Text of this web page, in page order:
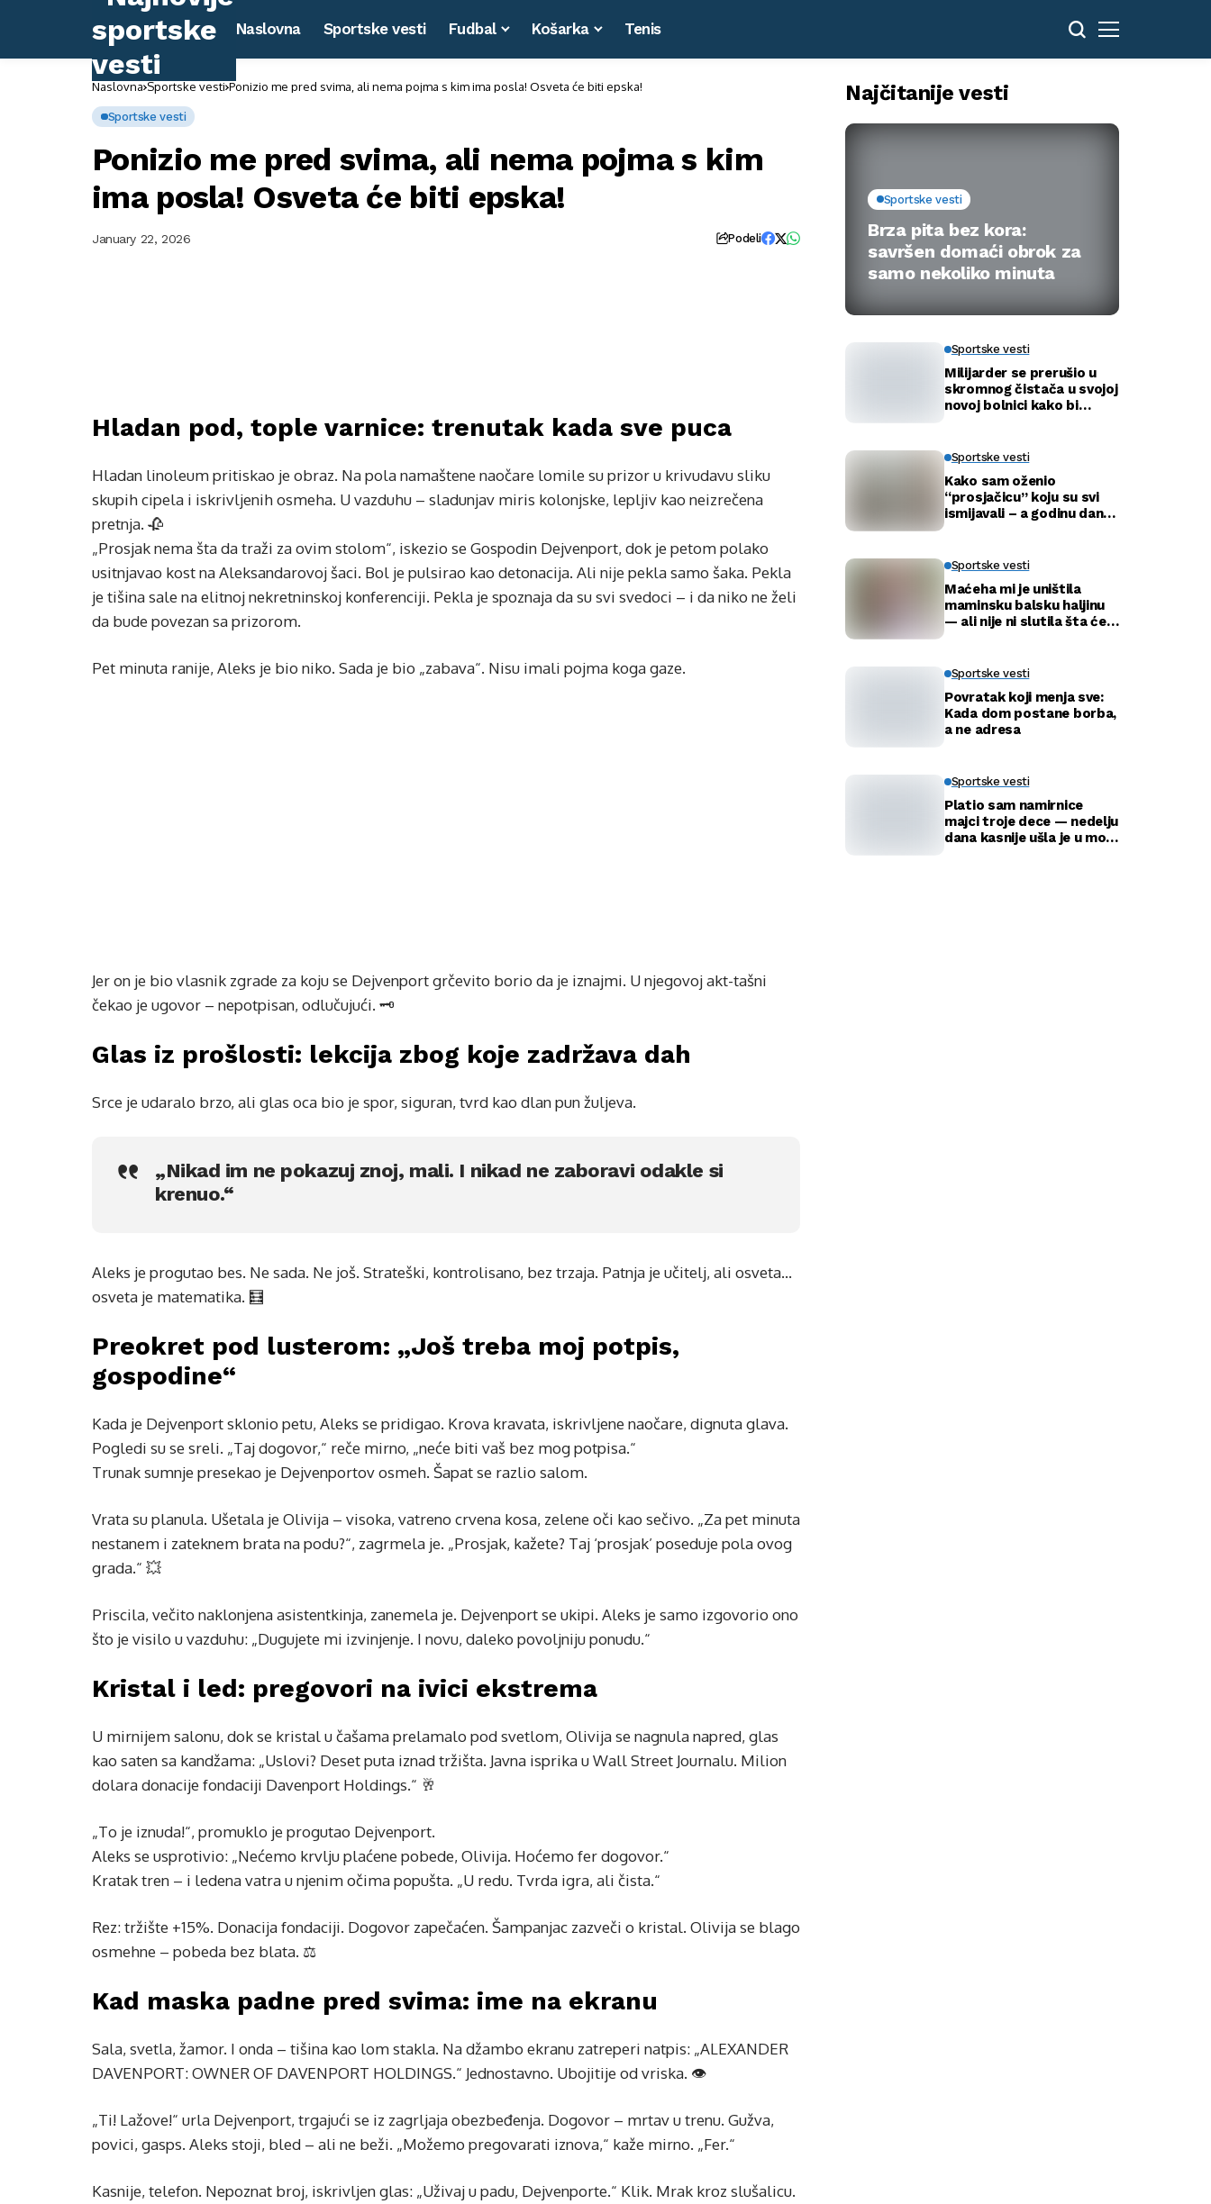
Naslovna Sportske vesti Fudbal Košarka Tenis
Naslovna Sportske vesti Ponizio me pred svima, ali nema pojma s kim ima posla! Osveta će biti epska!
Sportske vesti
Ponizio me pred svima, ali nema pojma s kim
ima posla! Osveta će biti epska!
January 22, 2026 Podeli
Hladan pod, tople varnice: trenutak kada sve puca
Hladan linoleum pritiskao je obraz. Na pola namaštene naočare lomile su prizor u krivudavu sliku
skupih cipela i iskrivljenih osmeha. U vazduhu – sladunjav miris kolonjske, lepljiv kao neizrečena
pretnja. 🥀
„Prosjak nema šta da traži za ovim stolom“, iskezio se Gospodin Dejvenport, dok je petom polako
usitnjavao kost na Aleksandarovoj šaci. Bol je pulsirao kao detonacija. Ali nije pekla samo šaka. Pekla
je tišina sale na elitnoj nekretninskoj konferenciji. Pekla je spoznaja da su svi svedoci – i da niko ne želi
da bude povezan sa prizorom.
Pet minuta ranije, Aleks je bio niko. Sada je bio „zabava“. Nisu imali pojma koga gaze.
Jer on je bio vlasnik zgrade za koju se Dejvenport grčevito borio da je iznajmi. U njegovoj akt-tašni
čekao je ugovor – nepotpisan, odlučujući. 🗝️
Glas iz prošlosti: lekcija zbog koje zadržava dah
Srce je udaralo brzo, ali glas oca bio je spor, siguran, tvrd kao dlan pun žuljeva.
„Nikad im ne pokazuj znoj, mali. I nikad ne zaboravi odakle si
krenuo.“
Aleks je progutao bes. Ne sada. Ne još. Strateški, kontrolisano, bez trzaja. Patnja je učitelj, ali osveta…
osveta je matematika. 🧮
Preokret pod lusterom: „Još treba moj potpis,
gospodine“
Kada je Dejvenport sklonio petu, Aleks se pridigao. Krova kravata, iskrivljene naočare, dignuta glava.
Pogledi su se sreli. „Taj dogovor,“ reče mirno, „neće biti vaš bez mog potpisa.“
Trunak sumnje presekao je Dejvenportov osmeh. Šapat se razlio salom.
Vrata su planula. Ušetala je Olivija – visoka, vatreno crvena kosa, zelene oči kao sečivo. „Za pet minuta
nestanem i zateknem brata na podu?“, zagrmela je. „Prosjak, kažete? Taj ‘prosjak’ poseduje pola ovog
grada.“ 💥
Priscila, večito naklonjena asistentkinja, zanemela je. Dejvenport se ukipi. Aleks je samo izgovorio ono
što je visilo u vazduhu: „Dugujete mi izvinjenje. I novu, daleko povoljniju ponudu.“
Kristal i led: pregovori na ivici ekstrema
U mirnijem salonu, dok se kristal u čašama prelamalo pod svetlom, Olivija se nagnula napred, glas
kao saten sa kandžama: „Uslovi? Deset puta iznad tržišta. Javna isprika u Wall Street Journalu. Milion
dolara donacije fondaciji Davenport Holdings.“ 🥂
„To je iznuda!“, promuklo je progutao Dejvenport.
Aleks se usprotivio: „Nećemo krvlju plaćene pobede, Olivija. Hoćemo fer dogovor.“
Kratak tren – i ledena vatra u njenim očima popušta. „U redu. Tvrda igra, ali čista.“
Rez: tržište +15%. Donacija fondaciji. Dogovor zapečaćen. Šampanjac zazveči o kristal. Olivija se blago
osmehne – pobeda bez blata. ⚖️
Kad maska padne pred svima: ime na ekranu
Sala, svetla, žamor. I onda – tišina kao lom stakla. Na džambo ekranu zatreperi natpis: „ALEXANDER
DAVENPORT: OWNER OF DAVENPORT HOLDINGS.“ Jednostavno. Ubojitije od vriska. 👁️
„Ti! Lažove!“ urla Dejvenport, trgajući se iz zagrljaja obezbeđenja. Dogovor – mrtav u trenu. Gužva,
povici, gasps. Aleks stoji, bled – ali ne beži. „Možemo pregovarati iznova,“ kaže mirno. „Fer.“
Kasnije, telefon. Nepoznat broj, iskrivljen glas: „Uživaj u padu, Dejvenporte.“ Klik. Mrak kroz slušalicu.
Najčitanije vesti
Sportske vesti
Brza pita bez kora:
savršen domaći obrok za
samo nekoliko minuta
Sportske vesti
Milijarder se prerušio u
skromnog čistača u svojoj
novoj bolnici kako bi
Sportske vesti
Kako sam oženio
“prosjačicu” koju su svi
ismijavali – a godinu dana
Sportske vesti
Maćeha mi je uništila
maminsku balsku haljinu
— ali nije ni slutila šta će
Sportske vesti
Povratak koji menja sve:
Kada dom postane borba,
a ne adresa
Sportske vesti
Platio sam namirnice
majci troje dece — nedelju
dana kasnije ušla je u moju